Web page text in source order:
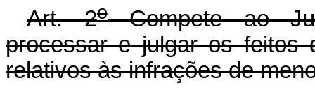
Art. 2oCompete ao
processar e julgar os feitos
relativos às infrações de